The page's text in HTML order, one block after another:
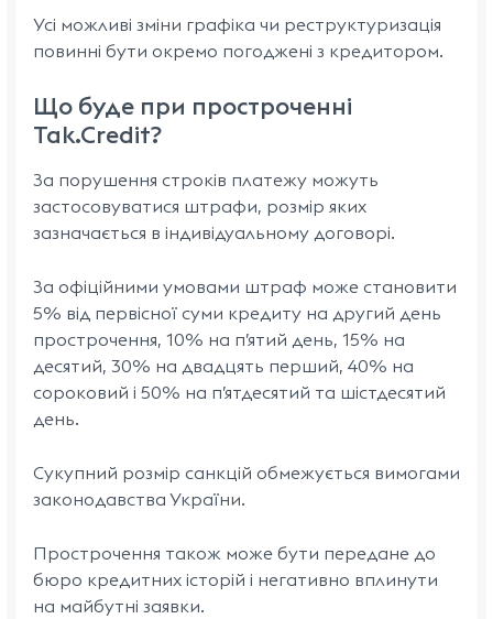
Усі можливі зміни графіка чи реструктуризація
повинні бути окремо погоджені з кредитором.
Що буде при простроченні
Tak.Credit?
За порушення строків платежу можуть
застосовуватися штрафи, розмір яких
зазначається в індивідуальному договорі.
За офіційними умовами штраф може становити
5% від первісної суми кредиту на другий день
прострочення, 10% на п’ятий день, 15% на
десятий, 30% на двадцять перший, 40% на
сороковий і 50% на п’ятдесятий та шістдесятий
день.
Сукупний розмір санкцій обмежується вимогами
законодавства України.
Прострочення також може бути передане до
бюро кредитних історій і негативно вплинути
на майбутні заявки.